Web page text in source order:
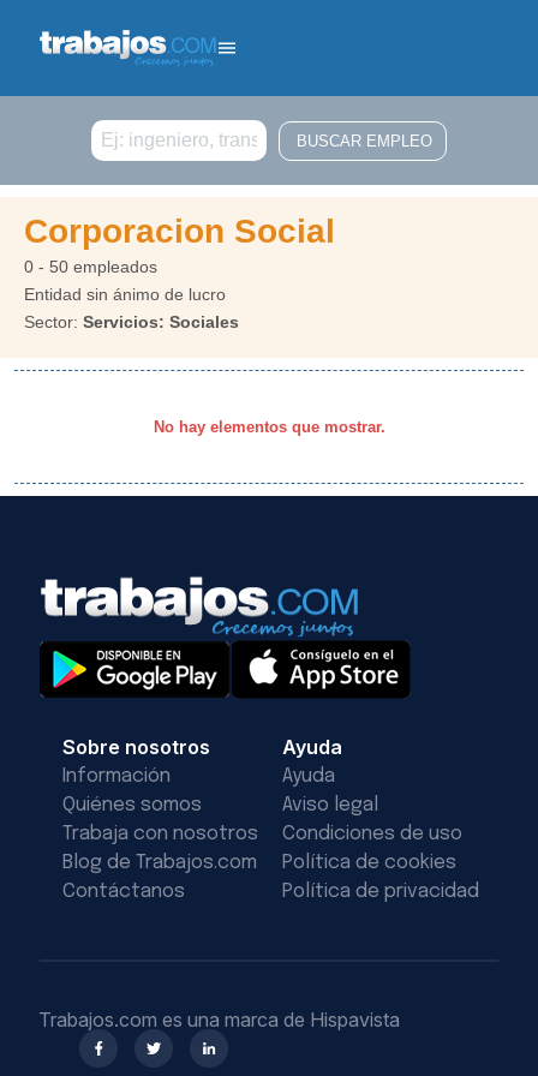
Buscar
Corporacion Social
0 - 50 empleados
Entidad sin ánimo de lucro
Sector: Servicios: Sociales
No hay elementos que mostrar.
Sobre nosotros
Información
Quiénes somos
Trabaja con nosotros
Blog de Trabajos.com
Contáctanos
Ayuda
Ayuda
Aviso legal
Condiciones de uso
Política de cookies
Política de privacidad
Trabajos.com es una marca de Hispavista